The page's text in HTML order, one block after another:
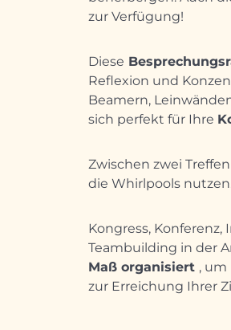
zur Verfügung!
Diese
Reflexion und
Beamern,
sich perfekt für Ihre
Zwischen zwei
die Whirlpools
Kongress,
Teambuilding in der
Maß organisiert ,
zur Erreichung Ihrer